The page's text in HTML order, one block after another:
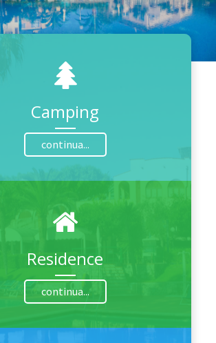
Camping
continua...
Residence
continua...